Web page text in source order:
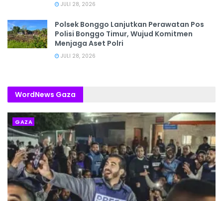
JULI 28, 2026
Polsek Bonggo Lanjutkan Perawatan Pos
Polisi Bonggo Timur, Wujud Komitmen
Menjaga Aset Polri
JULI 28, 2026
WordNews Gaza
GAZA